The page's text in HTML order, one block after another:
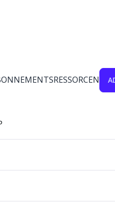
RESSORCEN